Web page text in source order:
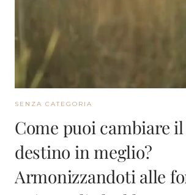
SENZA CATEGORIA
Come puoi cambiare
destino in meglio?
Armonizzandoti alle